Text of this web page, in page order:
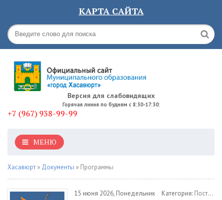
КАРТА САЙТА
Версия для слабовидящих
Горячая линия по будням с 8:30-17:30:
+7 (967) 938-99-99
МЕНЮ
Хасавюрт » Документы » Программы
15 июня 2026, Понедельник Категория: Постановления